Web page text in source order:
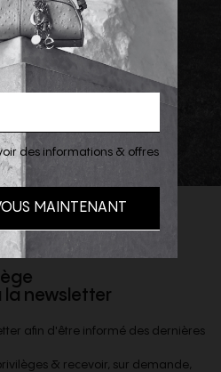
la newsletter
afin d'être informé des dernières
& recevoir, sur demande,
des informations & offres